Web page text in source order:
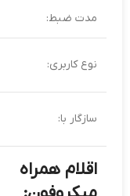
مدت ضبط:
نوع کاربری:
سازگار با:
اقلام همراه